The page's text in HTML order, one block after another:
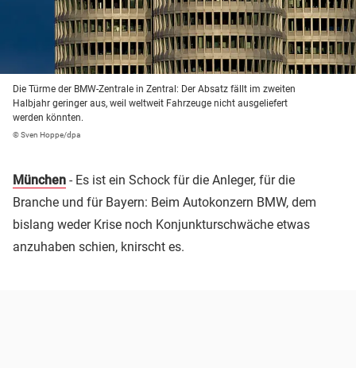
Die Türme der BMW-Zentrale in Zentral: Der Absatz fällt im zweiten
Halbjahr geringer aus, weil weltweit Fahrzeuge nicht ausgeliefert
werden könnten.
© Sven Hoppe/dpa
München - Es ist ein Schock für die Anleger, für die
Branche und für Bayern: Beim Autokonzern BMW, dem
bislang weder Krise noch Konjunkturschwäche etwas
anzuhaben schien, knirscht es.